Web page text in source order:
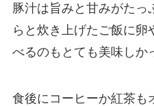
豚汁は旨みと甘みがたっ
らと炊き上げたご飯に卵
べるのもとても美味しか
食後にコーヒーか紅茶も